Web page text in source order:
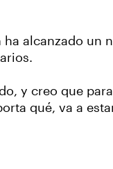
ha alcanzado un
y creo que
qué, va a